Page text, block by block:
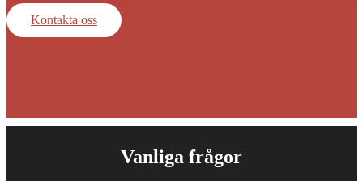
Kontakta oss
Vanliga frågor